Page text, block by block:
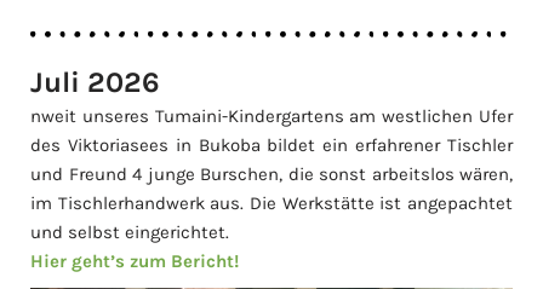
Juli 2026
nweit unseres Tumaini-Kindergartens am westlichen Ufer
des Viktoriasees in Bukoba bildet ein erfahrener Tischler
und Freund 4 junge Burschen, die sonst arbeitslos wären,
im Tischlerhandwerk aus. Die Werkstätte ist angepachtet
und selbst eingerichtet.
Hier geht’s zum Bericht!